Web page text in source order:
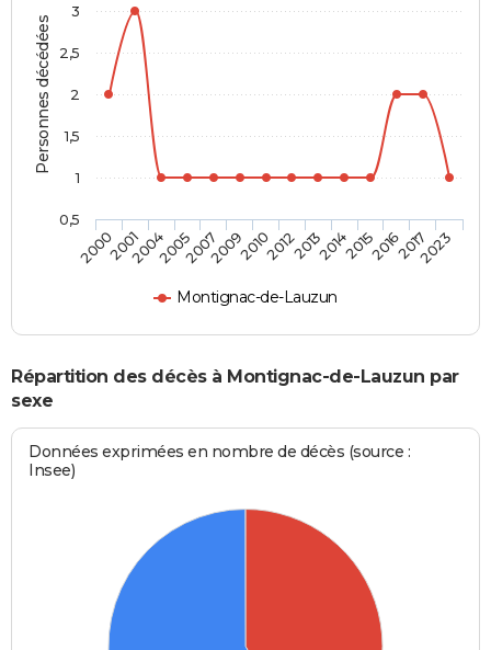
Personnes décédées
Montignac-de-Lauzun
20002001200420052007200920102012201320142015201620172023
0,5
1
1,5
2
2,5
3
Répartition des décès à Montignac-de-Lauzun par
sexe
Données exprimées en nombre de décès (source :
Insee)